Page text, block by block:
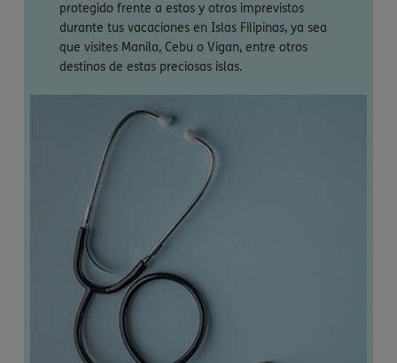
protegido frente a estos y otros imprevistos
durante tus vacaciones en Islas Filipinas, ya sea
que visites Manila, Cebu o Vigan, entre otros
destinos de estas preciosas islas.